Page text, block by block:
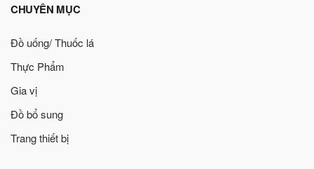
CHUYÊN MỤC
Đồ uống/ Thuốc lá
Thực Phẩm
Gia vị
Đồ bổ sung
Trang thiết bị